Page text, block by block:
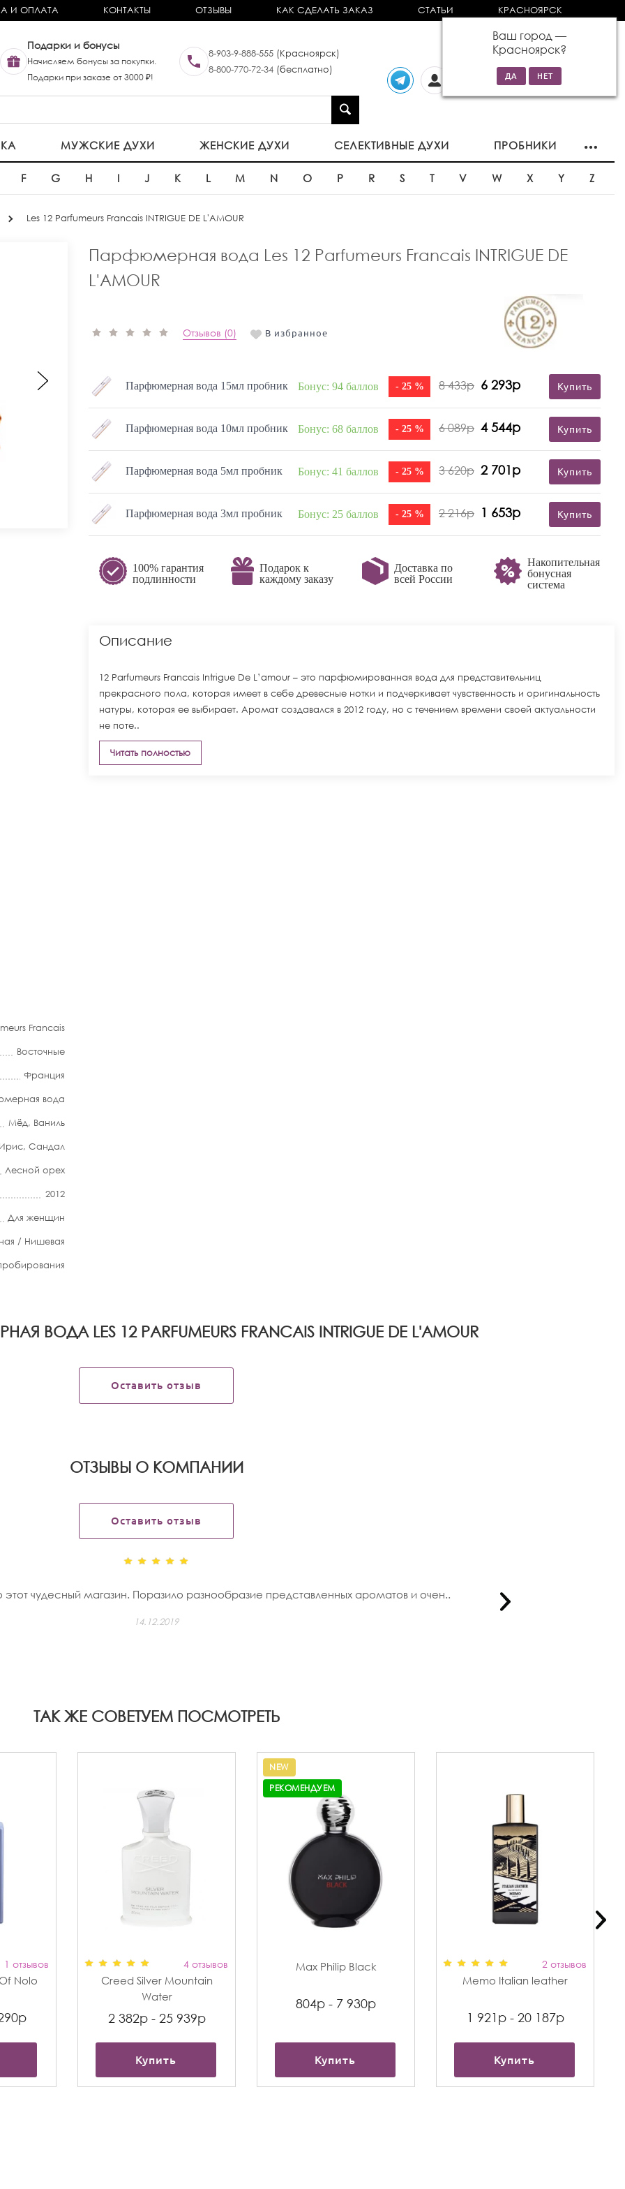
И ОПЛАТА КОНТАКТЫ ОТЗЫВЫ КАК СДЕЛАТЬ ЗАКАЗ СТАТЬИ КРАСНОЯРСК
Ваш город —
Красноярск?
Подарки и бонусы
Начисляем бонусы за покупки.
Подарки при заказе от 3000 ₽!
8-903-9-888-555 (Красноярск)
8-800-770-72-34 (бесплатно)
0 товаров
на сумму 0р
МУЖСКИЕ ДУХИ ЖЕНСКИЕ ДУХИ СЕЛЕКТИВНЫЕ ДУХИ ПРОБНИКИ
F G H I J K L M N O P R S T V W X Y Z
Les 12 Parfumeurs Francais INTRIGUE DE L'AMOUR
Francais
Восточные
Франция
вода
Мёд, Ваниль
Ирис, Сандал
Лесной орех
2012
Для женщин
/ Нишевая
Парфюмерная вода Les 12 Parfumeurs Francais INTRIGUE DE
L'AMOUR
Отзывов (0) В избранное
Парфюмерная вода 15мл пробник Бонус: 94 баллов - 25 % 8 433р 6 293р Купить
Парфюмерная вода 10мл пробник Бонус: 68 баллов - 25 % 6 089р 4 544р Купить
Парфюмерная вода 5мл пробник Бонус: 41 баллов - 25 % 3 620р 2 701р Купить
Парфюмерная вода 3мл пробник Бонус: 25 баллов - 25 % 2 216р 1 653р Купить
100% гарантия
подлинности
Подарок к
каждому заказу
Доставка по
всей России
Накопительная
бонусная
система
Описание
12 Parfumeurs Francais Intrigue De L’amour – это парфюмированная вода для представительниц
прекрасного пола, которая имеет в себе древесные нотки и подчеркивает чувственность и оригинальность
натуры, которая ее выбирает. Аромат создавался в 2012 году, но с течением времени своей актуальности
не поте..
Читать полностью
LES 12 PARFUMEURS FRANCAIS INTRIGUE DE L'AMOUR
Оставить отзыв
OТЗЫВЫ О КОМПАНИИ
Оставить отзыв
чудесный магазин. Поразило разнообразие представленных ароматов и очен..
14.12.2019
ТАК ЖЕ СОВЕТУЕМ ПОСМОТРЕТЬ
1 отзывов
Nolo
4 отзывов
Creed Silver Mountain
Water
2 382р - 25 939р
Купить
NEW
РЕКОМЕНДУЕМ
Max Philip Black
804р - 7 930р
Купить
2 отзывов
Memo Italian leather
1 921р - 20 187р
Купить